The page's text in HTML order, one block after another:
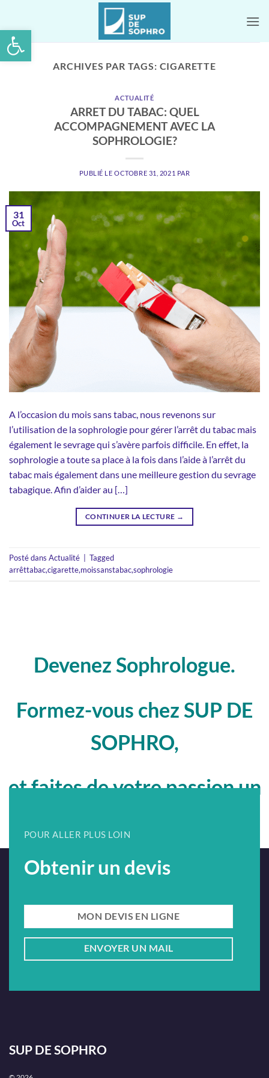
Ouvrir la barre d’outils
contenu
ARCHIVES PAR TAGS: CIGARETTE
ACTUALITÉ
ARRET DU TABAC: QUEL
ACCOMPAGNEMENT AVEC LA
SOPHROLOGIE?
PUBLIÉ LEOCTOBRE 31, 2021 PAR
31
Oct
A l’occasion du mois sans tabac, nous revenons sur
l’utilisation de la sophrologie pour gérer l’arrêt du tabac mais
également le sevrage qui s’avère parfois difficile. En effet, la
sophrologie a toute sa place à la fois dans l’aide à l’arrêt du
tabac mais également dans une meilleure gestion du sevrage
tabagique. Afin d’aider au […]
CONTINUER LA LECTURE →
Posté dans Actualité
Tagged
arrêttabac,cigarette,moissanstabac,sophrologie
Devenez Sophrologue.
Formez-vous chez SUP DE
SOPHRO,
et faites de votre passion un
POUR ALLER PLUS LOIN
Obtenir un devis
MON DEVIS EN LIGNE
ENVOYER UN MAIL
SUP DE SOPHRO